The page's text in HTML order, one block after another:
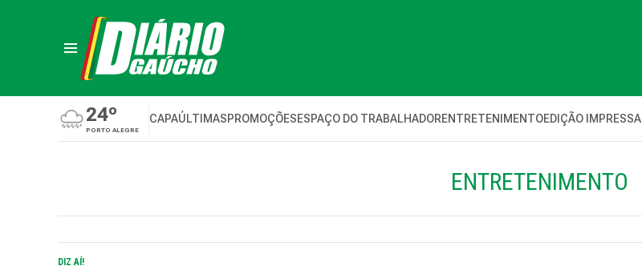
24º
PORTO ALEGRE
CAPAÚLTIMASPROMOÇÕESESPAÇO DO TRABALHADORENTRETENIMENTOEDIÇÃO IMPRESSA
ENTRETENIMENTO
DIZ AÍ!